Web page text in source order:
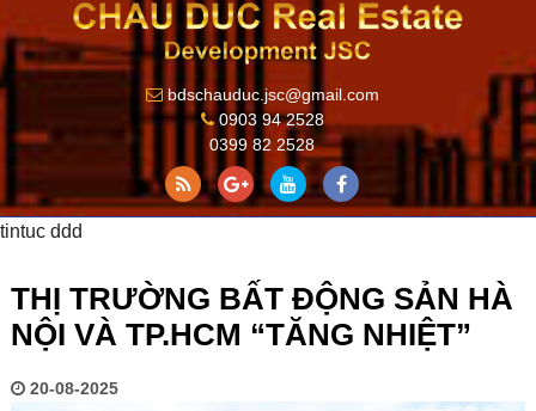
bdschauduc.jsc@gmail.com
0903 94 2528
0399 82 2528
tintuc ddd
THỊ TRƯỜNG BẤT ĐỘNG SẢN HÀ
NỘI VÀ TP.HCM “TĂNG NHIỆT”
20-08-2025